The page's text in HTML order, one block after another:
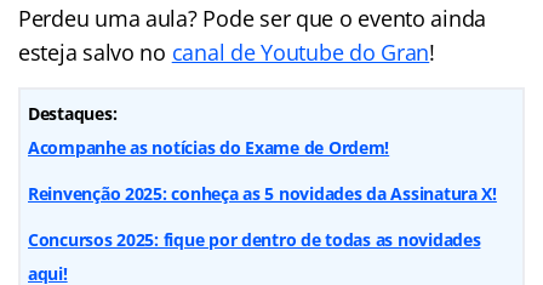
Perdeu uma aula? Pode ser que o evento ainda
esteja salvo no canal de Youtube do Gran!
Destaques:
Acompanhe as notícias do Exame de Ordem!
Reinvenção 2025: conheça as 5 novidades da Assinatura X!
Concursos 2025: fique por dentro de todas as novidades
aqui!